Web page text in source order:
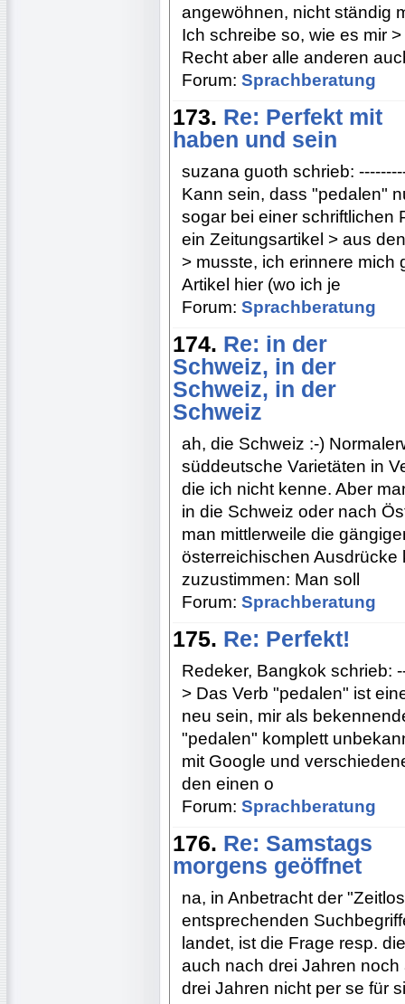
angewöhnen, nicht ständig
Ich schreibe so, wie es mir
Recht aber alle anderen
Forum: Sprachberatung
173. Re: Perfekt mit
haben und sein
suzana guoth schrieb:
Kann sein, dass "pedalen"
sogar bei einer schriftlichen
ein Zeitungsartikel > aus
> musste, ich erinnere mich
Artikel hier (wo ich je
Forum: Sprachberatung
174. Re: in der
Schweiz, in der
Schweiz, in der
Schweiz
ah, die Schweiz :-)
süddeutsche Varietäten in
die ich nicht kenne. Aber
in die Schweiz oder nach
man mittlerweile die
österreichischen
zuzustimmen: Man soll
Forum: Sprachberatung
175. Re: Perfekt!
Redeker, Bangkok schrieb:
> Das Verb "pedalen" ist
neu sein, mir als
"pedalen" komplett
mit Google und
den einen o
Forum: Sprachberatung
176. Re: Samstags
morgens geöffnet
na, in Anbetracht der
entsprechenden
landet, ist die Frage resp.
auch nach drei Jahren
drei Jahren nicht per se für